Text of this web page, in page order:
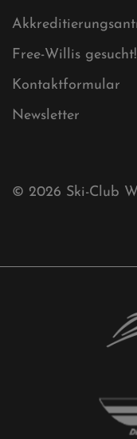
Ski-Club
Mühlenkopfschanze
Sponsoren
Aktuelles
Kontaktformular